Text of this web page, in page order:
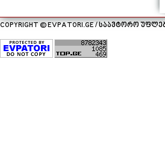
COPYRIGHT © EVPATORI.GE / საავტორო